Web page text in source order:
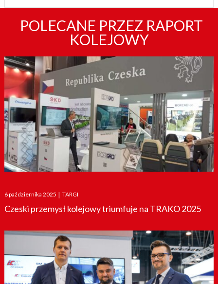
POLECANE PRZEZ RAPORT
KOLEJOWY
Posted
on
6 października 2025 | TARGI
Czeski przemysł kolejowy triumfuje na TRAKO 2025